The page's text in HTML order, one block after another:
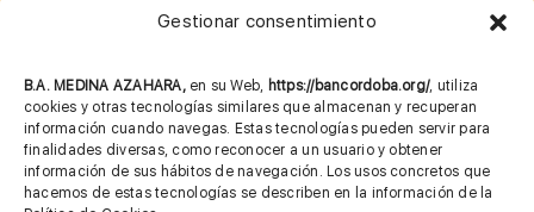
Gestionar consentimiento
B.A. MEDINA AZAHARA, en su Web, https://bancordoba.org/, utiliza
cookies y otras tecnologías similares que almacenan y recuperan
información cuando navegas. Estas tecnologías pueden servir para
finalidades diversas, como reconocer a un usuario y obtener
información de sus hábitos de navegación. Los usos concretos que
hacemos de estas tecnologías se describen en la información de la
685 901 226
MÁS INFORMACIÓN